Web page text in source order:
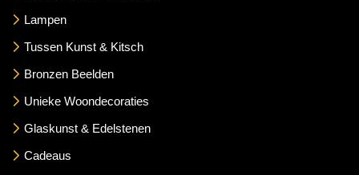
Lampen
Tussen Kunst & Kitsch
Bronzen Beelden
Unieke Woondecoraties
Glaskunst & Edelstenen
Cadeaus